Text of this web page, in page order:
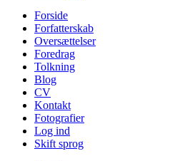
Forside
Forfatterskab
Oversættelser
Foredrag
Tolkning
Blog
CV
Kontakt
Fotografier
Log ind
Skift sprog